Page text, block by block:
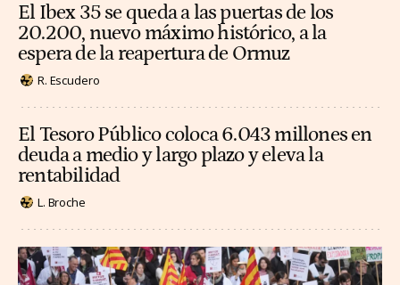
El Ibex 35 se queda a las puertas de los
20.200, nuevo máximo histórico, a la
espera de la reapertura de Ormuz
R. Escudero
El Tesoro Público coloca 6.043 millones en
deuda a medio y largo plazo y eleva la
rentabilidad
L. Broche